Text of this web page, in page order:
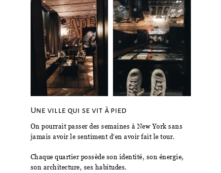
Une ville qui se vit à pied
On pourrait passer des semaines à New York sans
jamais avoir le sentiment d’en avoir fait le tour.
Chaque quartier possède son identité, son énergie,
son architecture, ses habitudes.